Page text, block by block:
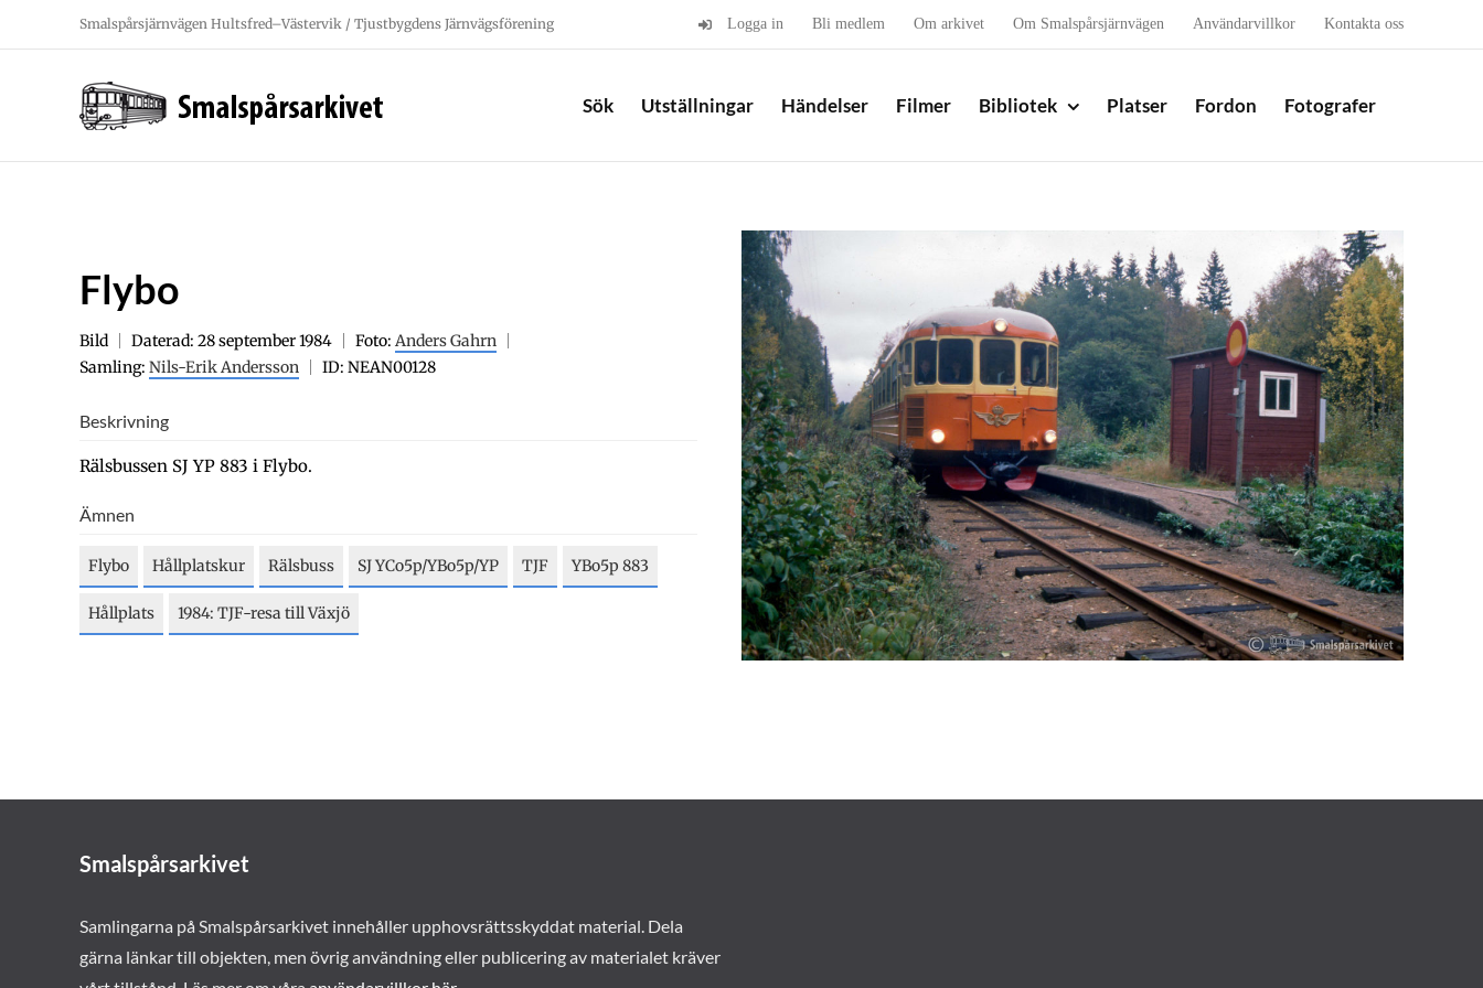
Smalspårsjärnvägen Hultsfred–Västervik / Tjustbygdens Järnvägsförening Logga in Bli medlem Om arkivet Om Smalspårsjärnvägen Användarvillkor Kontakta oss
Sök Utställningar Händelser Filmer Bibliotek Platser Fordon Fotografer
Flybo
Bild Daterad: 28 september 1984 Foto: Anders Gahrn
Samling: Nils-Erik Andersson ID: NEAN00128
Beskrivning
Rälsbussen SJ YP 883 i Flybo.
Ämnen
Flybo Hållplatskur Rälsbuss SJ YCo5p/YBo5p/YP TJF YBo5p 883
Hållplats 1984: TJF-resa till Växjö
Smalspårsarkivet
Samlingarna på Smalspårsarkivet innehåller upphovsrättsskyddat material. Dela
gärna länkar till objekten, men övrig användning eller publicering av materialet kräver